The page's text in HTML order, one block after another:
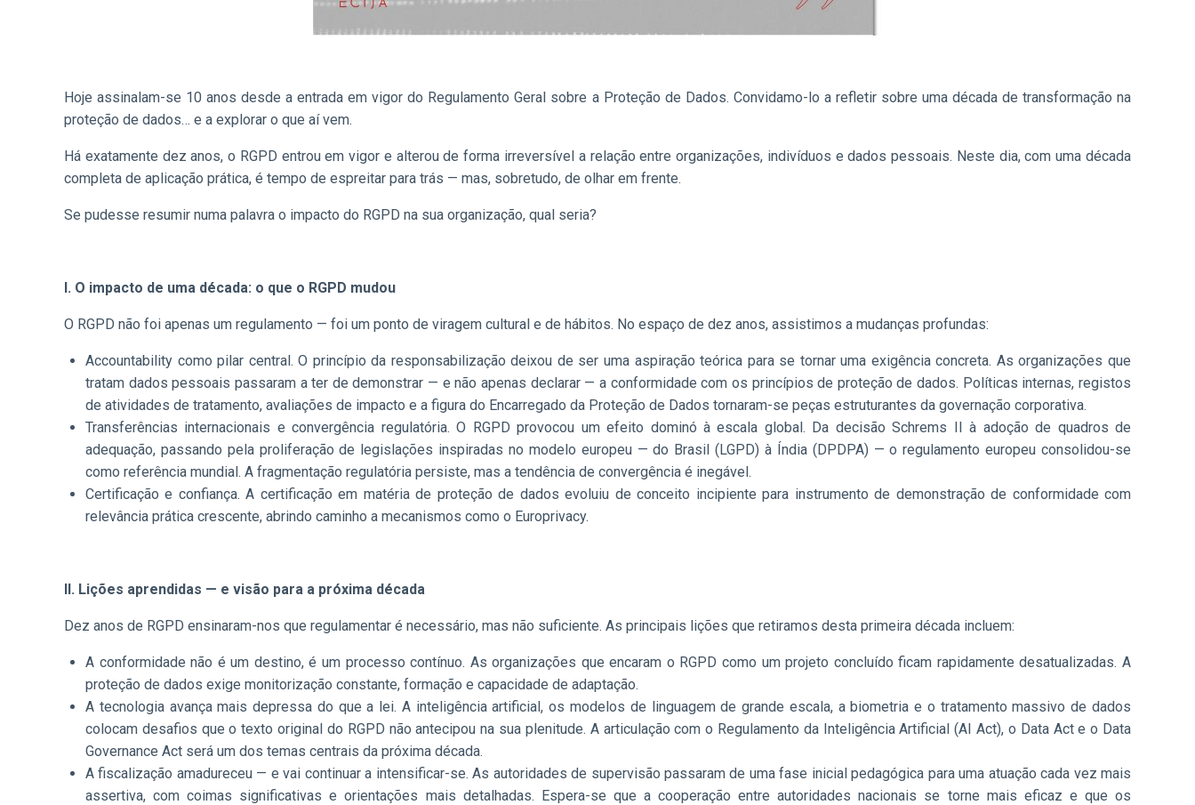
Hoje assinalam-se 10 anos desde a entrada em vigor do Regulamento Geral sobre a Proteção de Dados. Convidamo-lo a refletir sobre uma década de transformação na
proteção de dados… e a explorar o que aí vem.
Há exatamente dez anos, o RGPD entrou em vigor e alterou de forma irreversível a relação entre organizações, indivíduos e dados pessoais. Neste dia, com uma década
completa de aplicação prática, é tempo de espreitar para trás — mas, sobretudo, de olhar em frente.
Se pudesse resumir numa palavra o impacto do RGPD na sua organização, qual seria?
I. O impacto de uma década: o que o RGPD mudou
O RGPD não foi apenas um regulamento — foi um ponto de viragem cultural e de hábitos. No espaço de dez anos, assistimos a mudanças profundas:
Accountability como pilar central. O princípio da responsabilização deixou de ser uma aspiração teórica para se tornar uma exigência concreta. As organizações que
tratam dados pessoais passaram a ter de demonstrar — e não apenas declarar — a conformidade com os princípios de proteção de dados. Políticas internas, registos
de atividades de tratamento, avaliações de impacto e a figura do Encarregado da Proteção de Dados tornaram-se peças estruturantes da governação corporativa.
Transferências internacionais e convergência regulatória. O RGPD provocou um efeito dominó à escala global. Da decisão Schrems II à adoção de quadros de
adequação, passando pela proliferação de legislações inspiradas no modelo europeu — do Brasil (LGPD) à Índia (DPDPA) — o regulamento europeu consolidou-se
como referência mundial. A fragmentação regulatória persiste, mas a tendência de convergência é inegável.
Certificação e confiança. A certificação em matéria de proteção de dados evoluiu de conceito incipiente para instrumento de demonstração de conformidade com
relevância prática crescente, abrindo caminho a mecanismos como o Europrivacy.
II. Lições aprendidas — e visão para a próxima década
Dez anos de RGPD ensinaram-nos que regulamentar é necessário, mas não suficiente. As principais lições que retiramos desta primeira década incluem:
A conformidade não é um destino, é um processo contínuo. As organizações que encaram o RGPD como um projeto concluído ficam rapidamente desatualizadas. A
proteção de dados exige monitorização constante, formação e capacidade de adaptação.
A tecnologia avança mais depressa do que a lei. A inteligência artificial, os modelos de linguagem de grande escala, a biometria e o tratamento massivo de dados
colocam desafios que o texto original do RGPD não antecipou na sua plenitude. A articulação com o Regulamento da Inteligência Artificial (AI Act), o Data Act e o Data
Governance Act será um dos temas centrais da próxima década.
A fiscalização amadureceu — e vai continuar a intensificar-se. As autoridades de supervisão passaram de uma fase inicial pedagógica para uma atuação cada vez mais
assertiva, com coimas significativas e orientações mais detalhadas. Espera-se que a cooperação entre autoridades nacionais se torne mais eficaz e que os